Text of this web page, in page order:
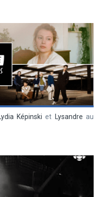
Lydia Képinski et Lysandre au